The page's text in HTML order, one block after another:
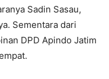
Sadin Sasau,
Sementara dari
DPD Apindo Jatim